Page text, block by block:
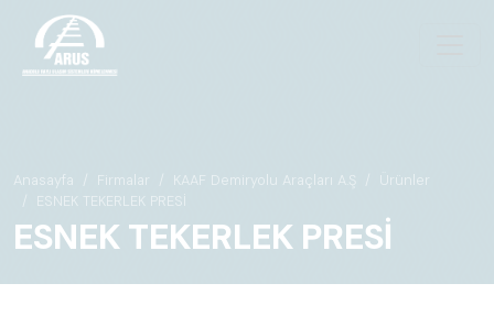
Anasayfa Firmalar KAAF Demiryolu Araçları A.Ş
Ürünler
ESNEK TEKERLEK PRESİ
ESNEK TEKERLEK PRESİ